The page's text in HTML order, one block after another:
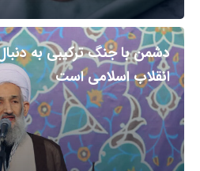
دشمن با جنگ ترکیبی به
انقلاب اسلامی است